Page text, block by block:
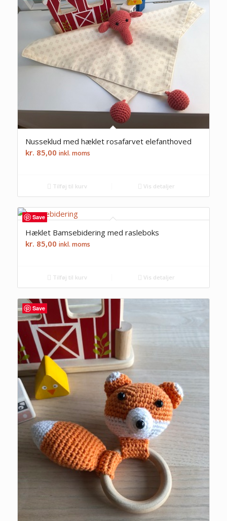
Nusseklud med hæklet rosafarvet elefanthoved
kr. 85,00 inkl. moms
Tilføj til kurv Vis detaljer
Save
Hæklet Bamsebidering med rasleboks
kr. 85,00 inkl. moms
Tilføj til kurv Vis detaljer
Save